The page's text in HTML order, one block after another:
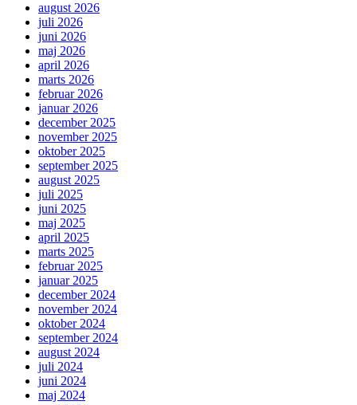
august 2026
juli 2026
juni 2026
maj 2026
april 2026
marts 2026
februar 2026
januar 2026
december 2025
november 2025
oktober 2025
september 2025
august 2025
juli 2025
juni 2025
maj 2025
april 2025
marts 2025
februar 2025
januar 2025
december 2024
november 2024
oktober 2024
september 2024
august 2024
juli 2024
juni 2024
maj 2024